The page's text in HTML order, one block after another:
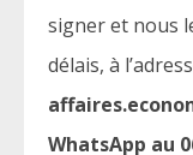
signer et nous
délais, à
WhatsApp au